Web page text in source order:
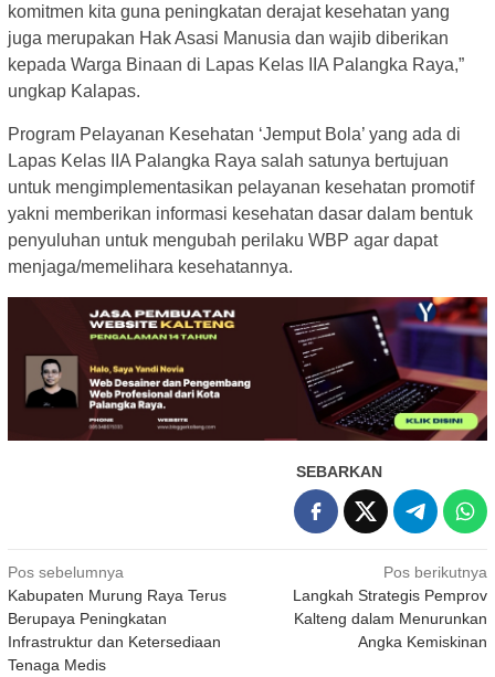
komitmen kita guna peningkatan derajat kesehatan yang
juga merupakan Hak Asasi Manusia dan wajib diberikan
kepada Warga Binaan di Lapas Kelas IIA Palangka Raya,”
ungkap Kalapas.
Program Pelayanan Kesehatan ‘Jemput Bola’ yang ada di
Lapas Kelas IIA Palangka Raya salah satunya bertujuan
untuk mengimplementasikan pelayanan kesehatan promotif
yakni memberikan informasi kesehatan dasar dalam bentuk
penyuluhan untuk mengubah perilaku WBP agar dapat
menjaga/memelihara kesehatannya.
SEBARKAN
Navigasi
pos
Pos sebelumnya
Kabupaten Murung Raya Terus
Berupaya Peningkatan
Infrastruktur dan Ketersediaan
Tenaga Medis
Pos berikutnya
Langkah Strategis Pemprov
Kalteng dalam Menurunkan
Angka Kemiskinan